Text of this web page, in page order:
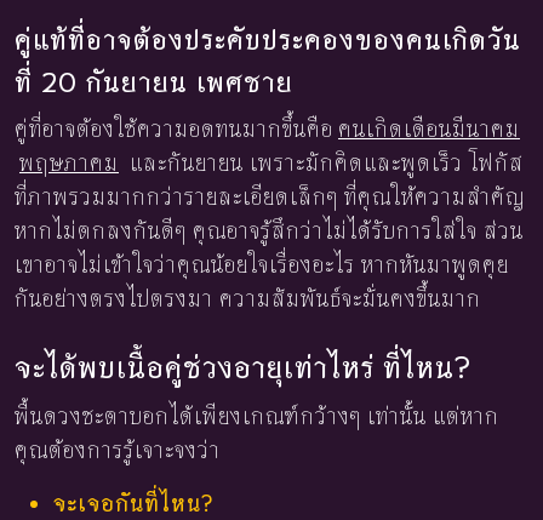
คู่แท้ที่อาจต้องประคับประคองของคนเกิดวัน
ที่ 20 กันยายน เพศชาย
คู่ที่อาจต้องใช้ความอดทนมากขึ้นคือ คนเกิดเดือนมีนาคม
พฤษภาคม และกันยายน เพราะมักคิดและพูดเร็ว โฟกัส
ที่ภาพรวมมากกว่ารายละเอียดเล็กๆ ที่คุณให้ความสำคัญ
หากไม่ตกลงกันดีๆ คุณอาจรู้สึกว่าไม่ได้รับการใส่ใจ ส่วน
เขาอาจไม่เข้าใจว่าคุณน้อยใจเรื่องอะไร หากหันมาพูดคุย
กันอย่างตรงไปตรงมา ความสัมพันธ์จะมั่นคงขึ้นมาก
จะได้พบเนื้อคู่ช่วงอายุเท่าไหร่ ที่ไหน?
พื้นดวงชะตาบอกได้เพียงเกณฑ์กว้างๆ เท่านั้น แต่หาก
คุณต้องการรู้เจาะจงว่า
จะเจอกันที่ไหน?